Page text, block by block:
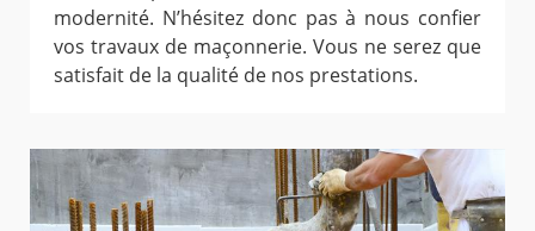
modernité. N’hésitez donc pas à nous confier
vos travaux de maçonnerie. Vous ne serez que
satisfait de la qualité de nos prestations.